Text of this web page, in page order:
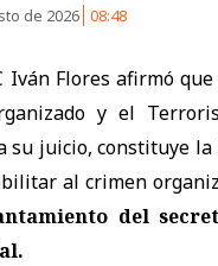
de 2026 08:48
Iván Flores afirmó
y el
su juicio, constituye
al crimen
del